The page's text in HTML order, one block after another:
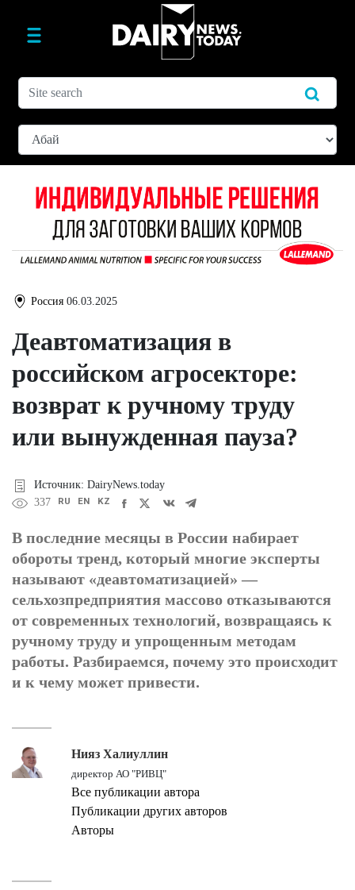
Россия 06.03.2025
Деавтоматизация в
российском агросекторе:
возврат к ручному труду
или вынужденная пауза?
Источник: DairyNews.today
337
RU EN KZ
В последние месяцы в России набирает
обороты тренд, который многие эксперты
называют «деавтоматизацией» —
сельхозпредприятия массово отказываются
от современных технологий, возвращаясь к
ручному труду и упрощенным методам
работы. Разбираемся, почему это происходит
и к чему может привести.
Нияз Халиуллин
директор АО "РИВЦ"
Все публикации автора
Публикации других авторов
Авторы